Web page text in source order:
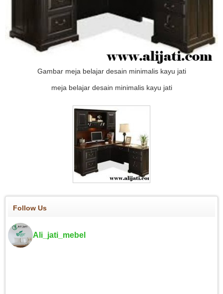
Gambar meja belajar desain minimalis kayu jati
meja belajar desain minimalis kayu jati
Follow Us
Ali_jati_mebel